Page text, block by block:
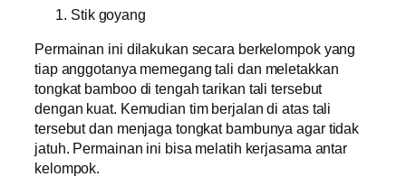
Stik goyang
Permainan ini dilakukan secara berkelompok yang
tiap anggotanya memegang tali dan meletakkan
tongkat bamboo di tengah tarikan tali tersebut
dengan kuat. Kemudian tim berjalan di atas tali
tersebut dan menjaga tongkat bambunya agar tidak
jatuh. Permainan ini bisa melatih kerjasama antar
kelompok.